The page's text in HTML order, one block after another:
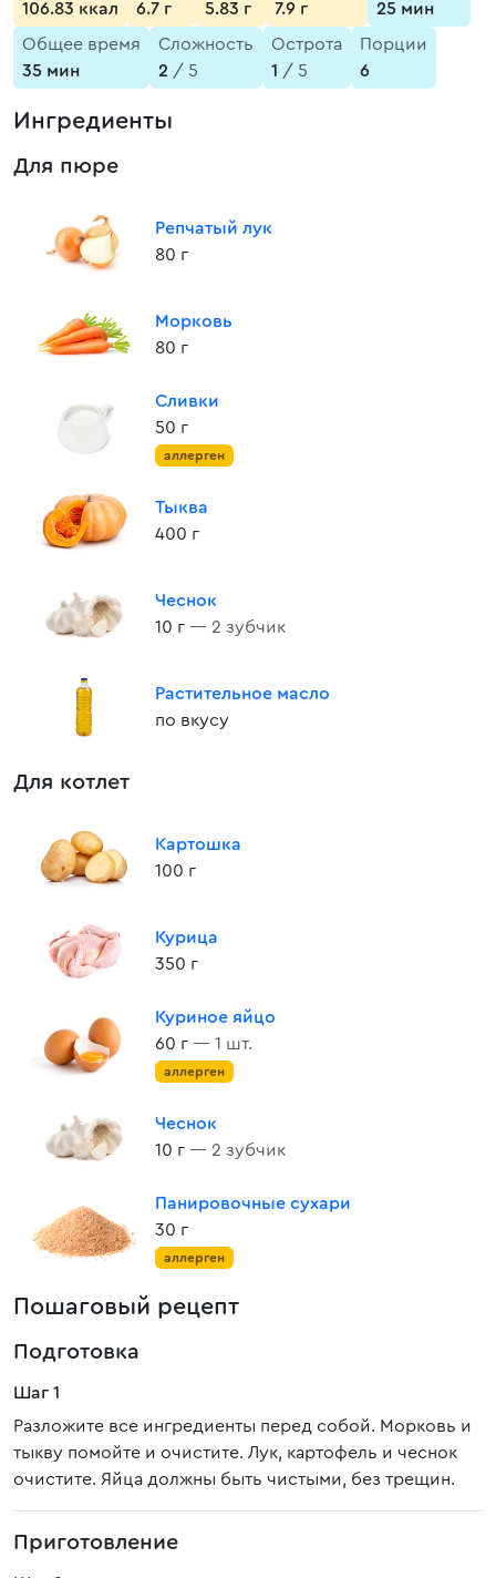
106.83 ккал
6.7 г
5.83 г
7.9 г
25 мин
Общее время
35 мин
Сложность
2 / 5
Острота
1 / 5
Порции
6
Ингредиенты
Для пюре
Репчатый лук
80 г
Морковь
80 г
Сливки
50 г
аллерген
Тыква
400 г
Чеснок
10 г — 2 зубчик
Растительное масло
по вкусу
Для котлет
Картошка
100 г
Курица
350 г
Куриное яйцо
60 г — 1 шт.
аллерген
Чеснок
10 г — 2 зубчик
Панировочные сухари
30 г
аллерген
Пошаговый рецепт
Подготовка
Шаг 1
Разложите все ингредиенты перед собой. Морковь и
тыкву помойте и очистите. Лук, картофель и чеснок
очистите. Яйца должны быть чистыми, без трещин.
Приготовление